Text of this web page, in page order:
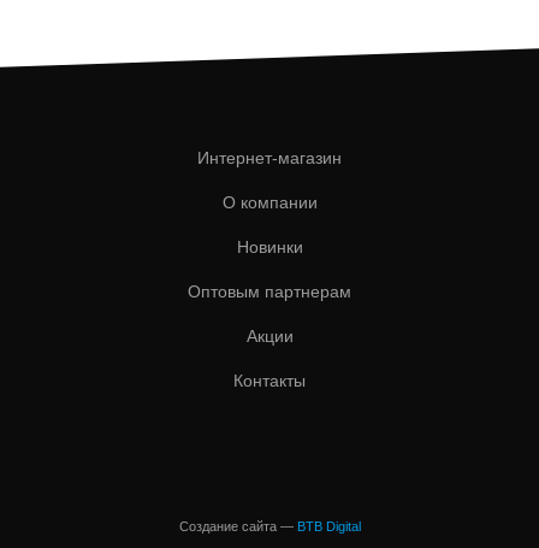
Интернет-магазин
О компании
Новинки
Оптовым партнерам
Акции
Контакты
Создание сайта — BTB Digital